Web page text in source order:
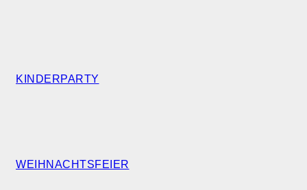
KINDERPARTY
WEIHNACHTSFEIER